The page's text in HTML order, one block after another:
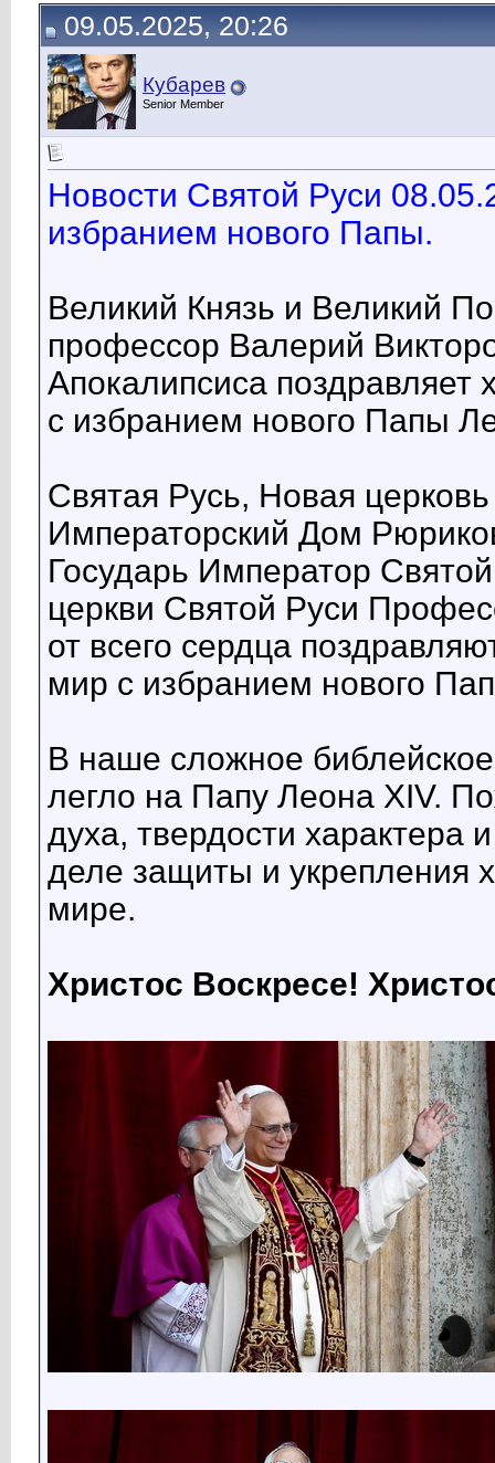
09.05.2025, 20:26
Кубарев
Senior Member
Новости Святой Руси
избранием нового Папы.
Великий Князь и Великий
профессор Валерий
Апокалипсиса поздравляет
с избранием нового Папы
Святая Русь, Новая
Императорский Дом
Государь Император
церкви Святой Руси
от всего сердца
мир с избранием нового
В наше сложное
легло на Папу Леона XIV.
духа, твердости характера
деле защиты и укрепления
мире.
Христос Воскресе!